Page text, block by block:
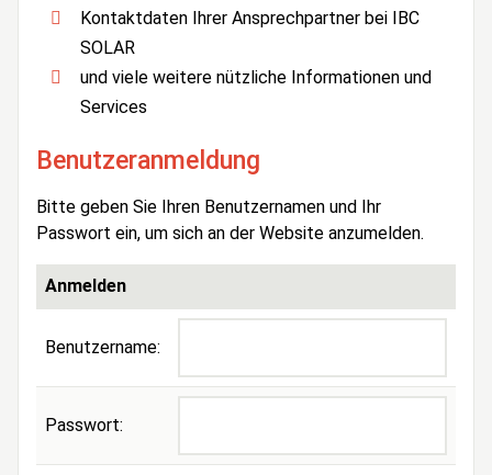
Kontaktdaten Ihrer Ansprechpartner bei IBC
SOLAR
und viele weitere nützliche Informationen und
Services
Benutzeranmeldung
Bitte geben Sie Ihren Benutzernamen und Ihr
Passwort ein, um sich an der Website anzumelden.
Anmelden
Benutzername:
Passwort: